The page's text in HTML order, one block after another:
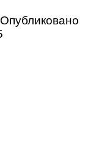
Опубликовано